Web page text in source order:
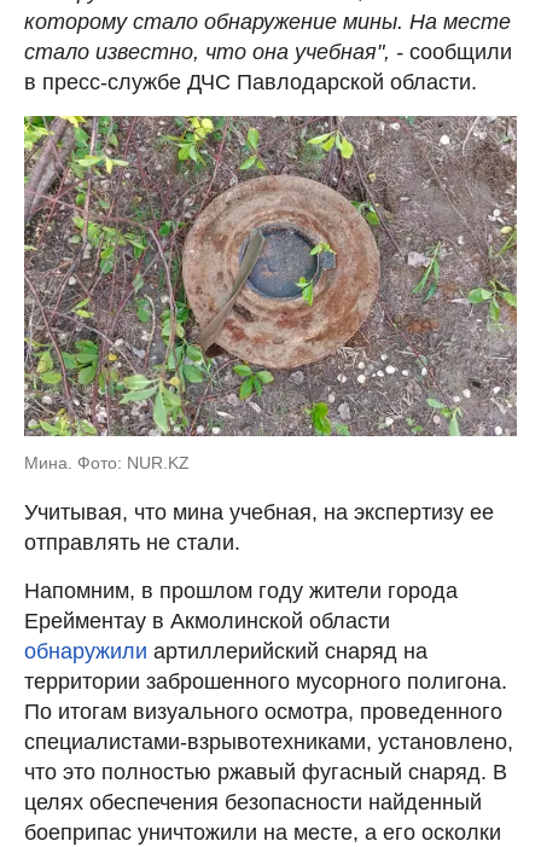
которому стало обнаружение мины. На месте
стало известно, что она учебная", - сообщили
в пресс-службе ДЧС Павлодарской области.
Мина. Фото: NUR.KZ
Учитывая, что мина учебная, на экспертизу ее
отправлять не стали.
Напомним, в прошлом году жители города
Ерейментау в Акмолинской области
обнаружили артиллерийский снаряд на
территории заброшенного мусорного полигона.
По итогам визуального осмотра, проведенного
специалистами-взрывотехниками, установлено,
что это полностью ржавый фугасный снаряд. В
целях обеспечения безопасности найденный
боеприпас уничтожили на месте, а его осколки